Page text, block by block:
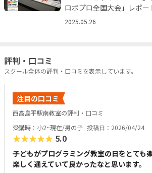
ロボプロ全国大会」レポー
2025.05.26
評判・口コミ
スクール全体の評判・口コミを表示しています。
注目の口コミ
西高島平駅南教室の評判・口コミ
受講時：小2~現在/男の子 投稿日：2026/04/24
★★★★★ 5.0
子どもがプログラミング教室の日をとても
楽しく通えていて良かったなと思います。